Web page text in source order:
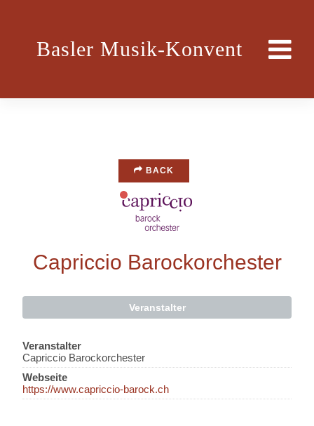
Basler Musik-Konvent
BACK
Capriccio Barockorchester
Veranstalter
Veranstalter
Capriccio Barockorchester
Webseite
https://www.capriccio-barock.ch